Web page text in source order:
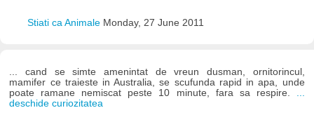
Stiati ca Animale Monday, 27 June 2011
... cand se simte amenintat de vreun dusman, ornitorincul,
mamifer ce traieste in Australia, se scufunda rapid in apa, unde
poate ramane nemiscat peste 10 minute, fara sa respire.
deschide curiozitatea